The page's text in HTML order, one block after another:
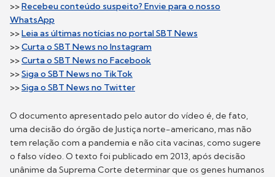
>>Recebeu conteúdo suspeito? Envie para o nosso
WhatsApp
>>Leia as últimas notícias no portal SBT News
>>Curta o SBT News no Instagram
>>Curta o SBT News no Facebook
>>Siga o SBT News no TikTok
>>Siga o SBT News no Twitter
O documento apresentado pelo autor do vídeo é, de fato,
uma decisão do órgão de Justiça norte-americano, mas não
tem relação com a pandemia e não cita vacinas, como sugere
o falso vídeo. O texto foi publicado em 2013, após decisão
unânime da Suprema Corte determinar que os genes humanos